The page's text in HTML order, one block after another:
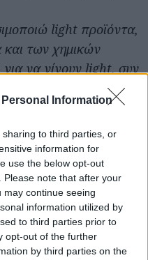
Information
to third parties, or
information for
use the below opt-out
note that after your
continue seeing
information utilized by
to third parties prior to
opt-out of the further
by third parties on the
light προϊόντα,
των χημικών
για να γίνουν light, συν
υπερκατανάλωσης
αφού είναι light”,
δίαιτα, επιλέξτε
μειωμένα λιπαρά.
με κουράγιο και
με
για να
κάποια έρημη